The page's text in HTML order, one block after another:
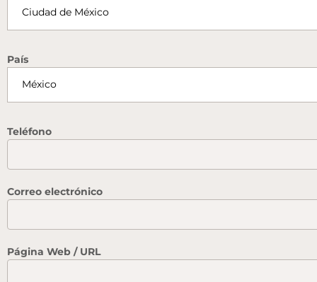
País
Teléfono
Correo electrónico
Página Web / URL